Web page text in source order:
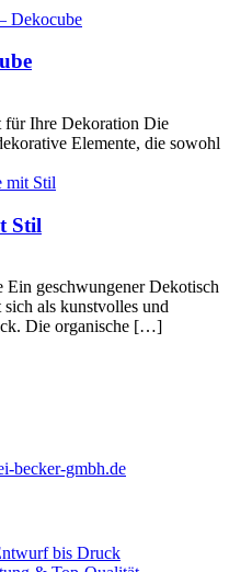
Dekocube
Ihre Dekoration Die
Elemente, die sowohl
mit Stil
Stil
Ein geschwungener Dekotisch
sich als kunstvolles und
Die organische […]
becker-gmbh.de
bis Druck